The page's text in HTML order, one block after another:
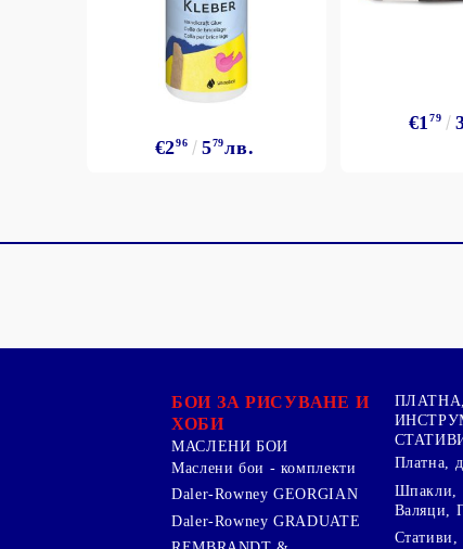
€296 579лв.
€179
БОИ ЗА РИСУВАНЕ И
ХОБИ
МАСЛЕНИ БОИ
Маслени бои - комплекти
Daler-Rowney GEORGIAN
Daler-Rowney GRADUATE
ПЛАТНА,
Платна,
Шпакли,
Валяци,
Стативи,